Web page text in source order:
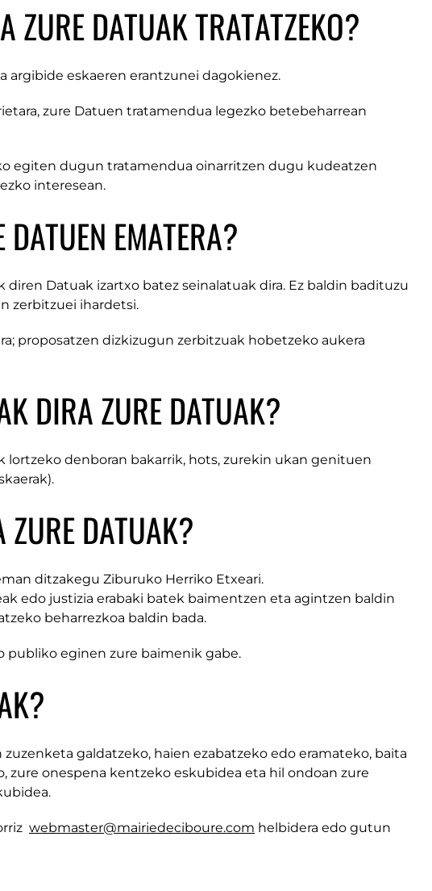
ZURE DATUAK TRATATZEKO?
eskaeren erantzunei dagokienez.
zure Datuen tratamendua legezko betebeharrean
egiten dugun tratamendua oinarritzen dugu kudeatzen
interesean.
EMATERA?
Datuak izartxo batez seinalatuak dira. Ez baldin badituzu
zerbitzuei ihardetsi.
proposatzen dizkizugun zerbitzuak hobetzeko aukera
DIRA ZURE DATUAK?
lortzeko denboran bakarrik, hots, zurekin ukan genituen
DATUAK?
ditzakegu Ziburuko Herriko Etxeari.
edo justizia erabaki batek baimentzen eta agintzen baldin
beharrezkoa baldin bada.
publiko eginen zure baimenik gabe.
galdatzeko, haien ezabatzeko edo eramateko, baita
onespena kentzeko eskubidea eta hil ondoan zure
webmaster@mairiedeciboure.com helbidera edo gutun